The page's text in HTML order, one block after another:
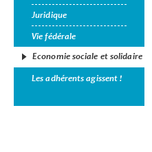
Juridique
Vie fédérale
Economie sociale et solidaire
Les adhérents agissent !